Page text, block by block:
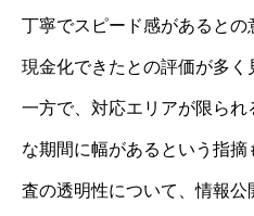
丁寧でスピード感があると
現金化できたとの評価が多く
一方で、対応エリアが限ら
な期間に幅があるという指
査の透明性について、情報